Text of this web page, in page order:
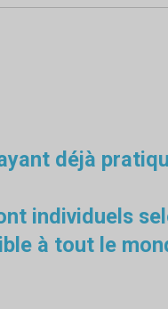
déjà
individuels
à tout le